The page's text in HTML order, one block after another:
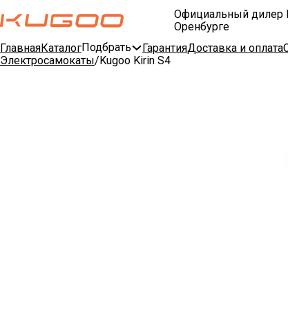
Официальный дилер
Оренбурге
ГлавнаяКаталогПодбрать ГарантияДоставка и оплата
Электросамокаты Kugoo Kirin S4